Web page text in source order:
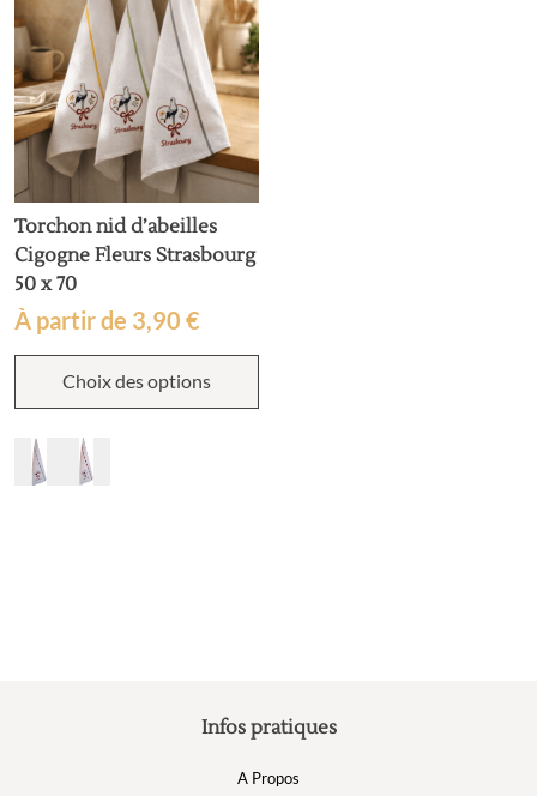
Torchon nid d’abeilles
Cigogne Fleurs Strasbourg
50 x 70
À partir de 3,90 €
Choix des options
Ce
a
Infos pratiques
A Propos